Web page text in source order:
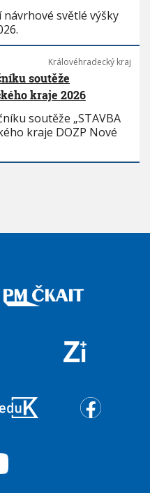
světlé výšky
Královéhradecký kraj
soutěže
kraje 2026
soutěže „STAVBA
kraje DOZP Nové